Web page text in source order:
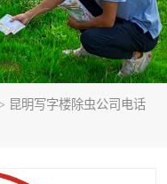
> 昆明写字楼除虫公司电话
螂服务
服务
灭蟑螂